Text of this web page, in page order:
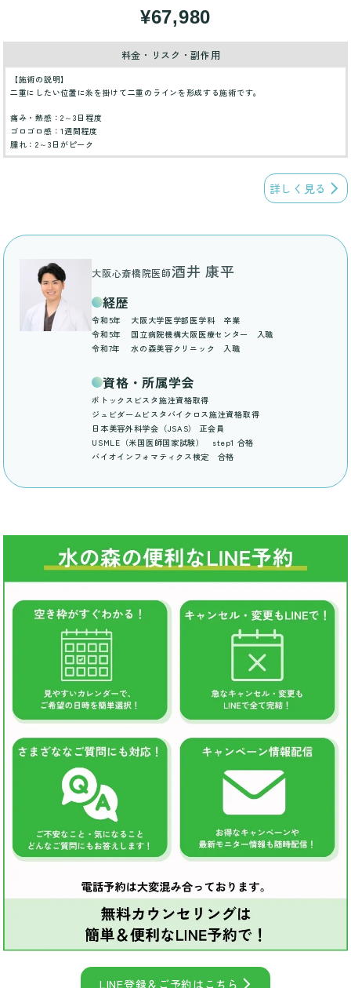
¥67,980
料金・リスク・副作用
【施術の説明】
二重にしたい位置に糸を掛けて二重のラインを形成する施術です。
痛み・熱感：2～3日程度
ゴロゴロ感：1週間程度
腫れ：2～3日がピーク
詳しく見る
大阪心斎橋院医師酒井 康平
経歴
令和5年
大阪大学医学部医学科 卒業
令和5年
国立病院機構大阪医療センター 入職
令和7年
水の森美容クリニック 入職
資格・所属学会
ボトックスビスタ施注資格取得
ジュビダームビスタバイクロス施注資格取得
日本美容外科学会（JSAS） 正会員
USMLE（米国医師国家試験） step1 合格
バイオインフォマティクス検定 合格
LINE登録＆ご予約はこちら